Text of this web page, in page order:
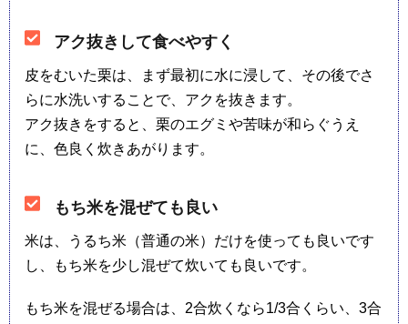
アク抜きして食べやすく
皮をむいた栗は、まず最初に水に浸して、その後でさ
らに水洗いすることで、アクを抜きます。
アク抜きをすると、栗のエグミや苦味が和らぐうえ
に、色良く炊きあがります。
もち米を混ぜても良い
米は、うるち米（普通の米）だけを使っても良いです
し、もち米を少し混ぜて炊いても良いです。
もち米を混ぜる場合は、2合炊くなら1/3合くらい、3合